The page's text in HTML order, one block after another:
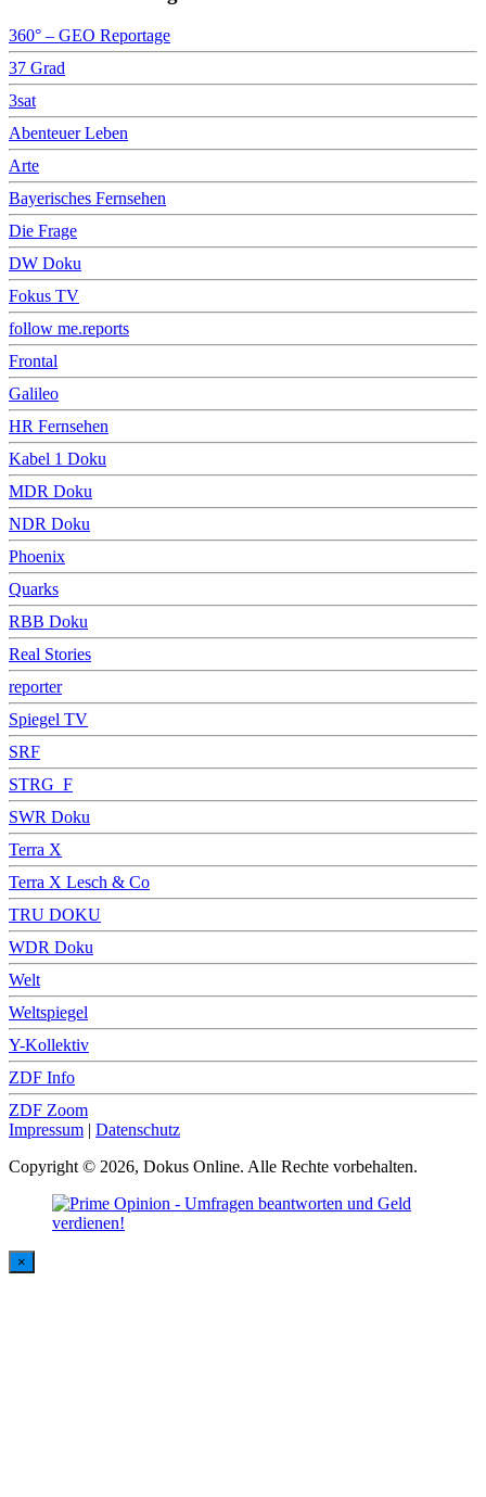
360° – GEO Reportage
37 Grad
3sat
Abenteuer Leben
Arte
Bayerisches Fernsehen
Die Frage
DW Doku
Fokus TV
follow me.reports
Frontal
Galileo
HR Fernsehen
Kabel 1 Doku
MDR Doku
NDR Doku
Phoenix
Quarks
RBB Doku
Real Stories
reporter
Spiegel TV
SRF
STRG_F
SWR Doku
Terra X
Terra X Lesch & Co
TRU DOKU
WDR Doku
Welt
Weltspiegel
Y-Kollektiv
ZDF Info
ZDF Zoom
Impressum | Datenschutz
Copyright © 2026, Dokus Online. Alle Rechte vorbehalten.
×